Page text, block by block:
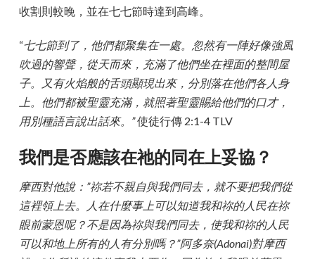
收割則較晚，並在七七節時達到高峰。
“七七節到了，他們都聚集在一處。忽然有一陣好像強風
吹過的響聲，從天而來，充滿了他們坐在裡面的整間屋
子。又有火焰般的舌頭顯現出來，分別落在他們各人身
上。他們都被聖靈充滿，就照著聖靈賜給他們的口才，
用別種語言說出話來。”使徒行傳 2:1-4 TLV
我們是否應該在祂的同在上妥協？
摩西對他說：”祢若不親自與我們同去，就不要把我們從
這裡領上去。人在什麼事上可以知道我和祢的人民在祢
眼前蒙恩呢？不是因為祢與我們同去，使我和祢的人民
可以和地上所有的人有分別嗎？”阿多奈(Adonai)對摩西